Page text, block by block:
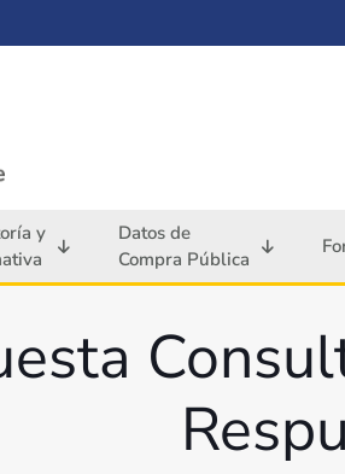
y
Datos de
Compra Pública